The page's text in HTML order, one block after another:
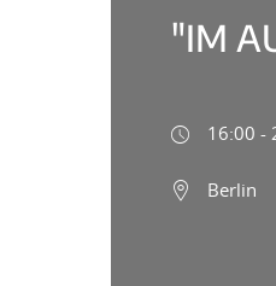
"IM
16:00 -
Berlin